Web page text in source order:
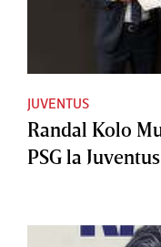
JUVENTUS
Randal Kolo
PSG la